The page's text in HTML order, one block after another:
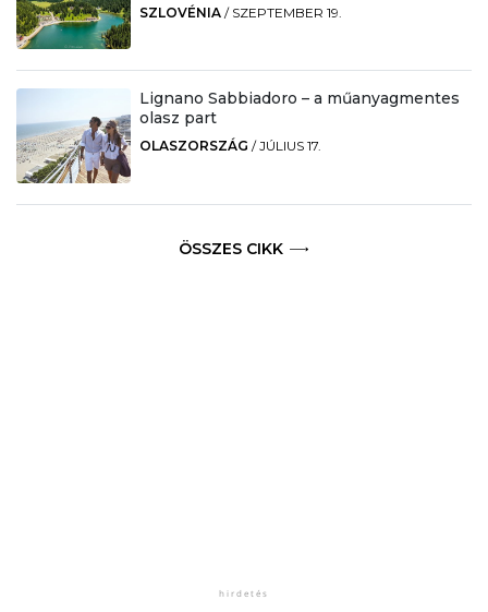
SZLOVÉNIA / SZEPTEMBER 19.
Lignano Sabbiadoro – a műanyagmentes
olasz part
OLASZORSZÁG /JÚLIUS 17.
ÖSSZES CIKK